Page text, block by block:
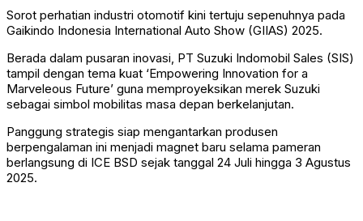
Sorot perhatian industri otomotif kini tertuju sepenuhnya pada
Gaikindo Indonesia International Auto Show (GIIAS) 2025.
Berada dalam pusaran inovasi, PT Suzuki Indomobil Sales (SIS)
tampil dengan tema kuat ‘Empowering Innovation for a
Marveleous Future’ guna memproyeksikan merek Suzuki
sebagai simbol mobilitas masa depan berkelanjutan.
Panggung strategis siap mengantarkan produsen
berpengalaman ini menjadi magnet baru selama pameran
berlangsung di ICE BSD sejak tanggal 24 Juli hingga 3 Agustus
2025.